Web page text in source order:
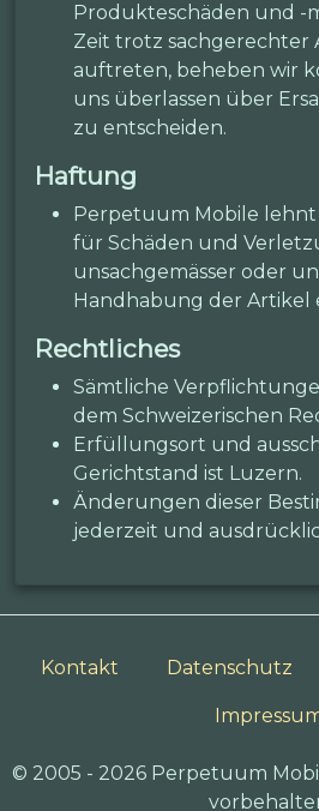
Produkteschäden und -
Zeit trotz sachgerechter
auftreten, beheben wir
uns überlassen über
zu entscheiden.
Haftung
Perpetuum Mobile
für Schäden und
unsachgemässer oder
Handhabung der Artikel
Rechtliches
Sämtliche
dem Schweizerischen
Erfüllungsort und
Gerichtstand ist Luzern.
Änderungen dieser
jederzeit und
Kontakt Datenschutz
© 2005 - 2026 Perpetuum